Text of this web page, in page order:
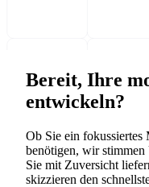
Bereit, Ihre
entwickeln?
Ob Sie ein fokussiertes
benötigen, wir
Sie mit Zuversicht
skizzieren den